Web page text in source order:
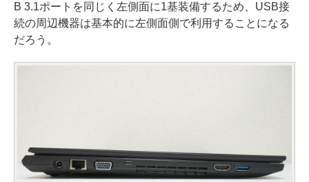
B 3.1ポートを同じく左側面に1基装備するため、USB接
続の周辺機器は基本的に左側面側で利用することになる
だろう。